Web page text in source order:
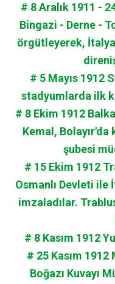
# 8 Aralık 1911 -
Bingazi - Derne -
örgütleyerek,
# 5 Mayıs 1912
stadyumlarda ilk
# 8 Ekim 1912
Kemal,
şubesi
# 15 Ekim 1912
Osmanlı Devleti ile
imzaladılar.
# 8 Kasım 1912
# 25 Kasım
Boğazı Kuvayı